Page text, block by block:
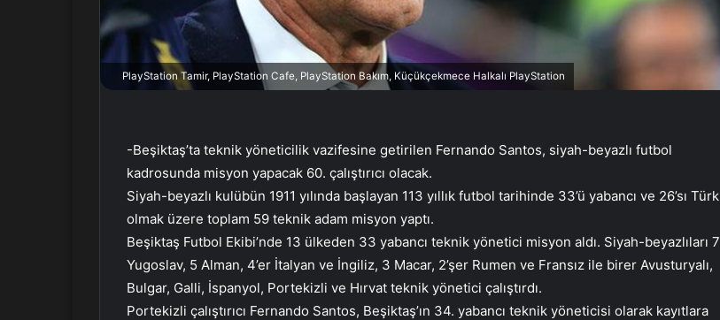
r
e
k
PlayStation Tamir, PlayStation Cafe, PlayStation Bakım, Küçükçekmece Halkalı PlayStation
-Beşiktaş’ta teknik yöneticilik vazifesine getirilen Fernando Santos, siyah-beyazlı futbol
kadrosunda misyon yapacak 60. çalıştırıcı olacak.
Siyah-beyazlı kulübün 1911 yılında başlayan 113 yıllık futbol tarihinde 33’ü yabancı ve 26’sı Türk
olmak üzere toplam 59 teknik adam misyon yaptı.
Beşiktaş Futbol Ekibi’nde 13 ülkeden 33 yabancı teknik yönetici misyon aldı. Siyah-beyazlıları 7
Yugoslav, 5 Alman, 4’er İtalyan ve İngiliz, 3 Macar, 2’şer Rumen ve Fransız ile birer Avusturyalı,
Bulgar, Galli, İspanyol, Portekizli ve Hırvat teknik yönetici çalıştırdı.
Portekizli çalıştırıcı Fernando Santos, Beşiktaş’ın 34. yabancı teknik yöneticisi olarak kayıtlara